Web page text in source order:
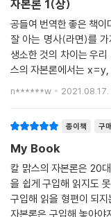
자본론 1(상)
공들여 번역한 좋은 책
잘 아는 명사(라면)를
생소한 것의 차이는 우리
스의 자본론에서는
sitive법칙에 해당한다
n******w 2021.08.17.
종이책 구매
My Book
칼 맑스의 자본론은 20대 때 읽어야
을 쉽게 구입해 읽지도
구입해 읽을 형편이 되지는 않았다. 그래도 나중에
자본론은 구입해 놓아야지 생각했다. 런던에 있